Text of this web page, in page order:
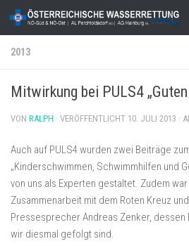
Zum Inhalt springen
2013
Mitwirkung bei PULS4
VON RALPH · VERÖFFENTLICHT 10. JULI 2013 ·
Auch auf PULS4 wurden zwei Beiträge
„Kinderschwimmen, Schwimmhilfen und
von uns als Experten gestaltet. Zudem
Zusammenarbeit mit dem Roten Kreuz
Pressesprecher Andreas Zenker, dessen
wir diesmal gefolgt sind.